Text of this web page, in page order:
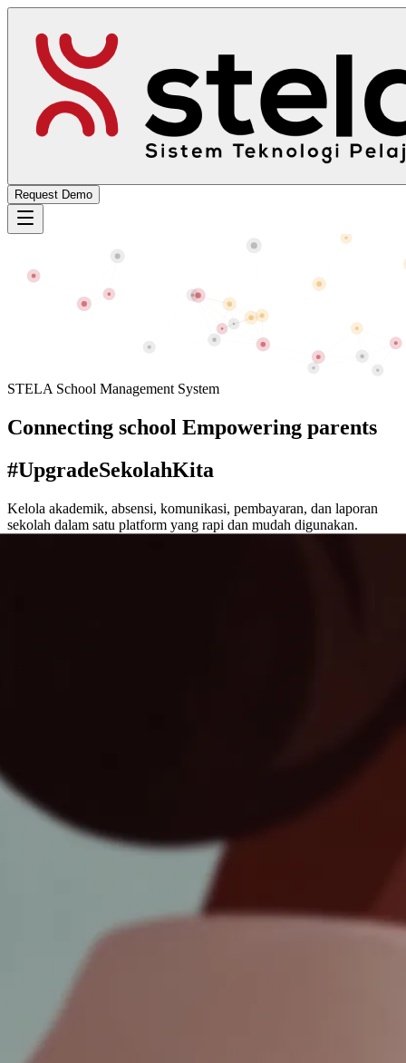
Request Demo
STELA School Management System
Connecting school Empowering parents
#UpgradeSekolahKita
Kelola akademik, absensi, komunikasi, pembayaran, dan laporan
sekolah dalam satu platform yang rapi dan mudah digunakan.